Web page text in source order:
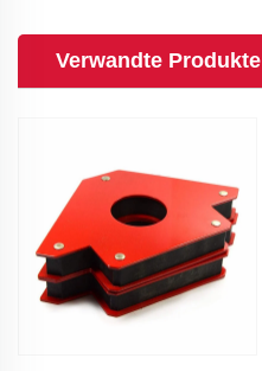
Verwandte Produkte